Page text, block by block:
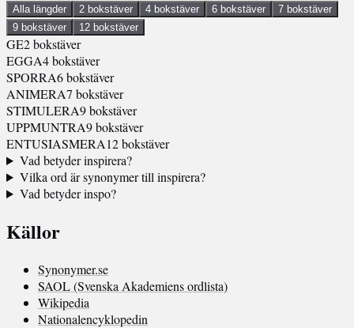
Alla längder 2 bokstäver 4 bokstäver 6 bokstäver
7 bokstäver
9 bokstäver
12 bokstäver
GE2 bokstäver
EGGA4 bokstäver
SPORRA6 bokstäver
ANIMERA7 bokstäver
STIMULERA9 bokstäver
UPPMUNTRA9 bokstäver
ENTUSIASMERA12 bokstäver
Vad betyder inspirera?
Vilka ord är synonymer till inspirera?
Vad betyder inspo?
Källor
Synonymer.se
SAOL (Svenska Akademiens ordlista)
Wikipedia
Nationalencyklopedin